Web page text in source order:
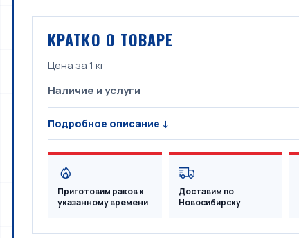
КРАТКО О ТОВАРЕ
Цена за 1 кг
Наличие и услуги
Подробное описание ↓
Приготовим раков к
указанному времени
Доставим по
Новосибирску